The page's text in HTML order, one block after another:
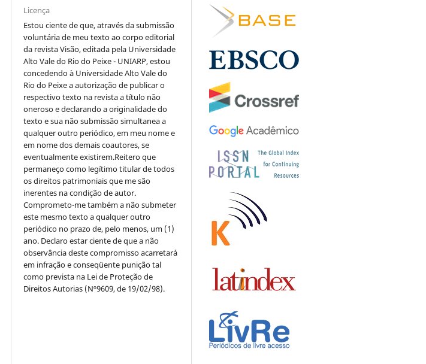
Licença
Estou ciente de que, através da submissão
voluntária de meu texto ao corpo editorial
da revista Visão, editada pela Universidade
Alto Vale do Rio do Peixe - UNIARP, estou
concedendo à Universidade Alto Vale do
Rio do Peixe a autorização de publicar o
respectivo texto na revista a título não
oneroso e declarando a originalidade do
texto e sua não submissão simultanea a
qualquer outro periódico, em meu nome e
em nome dos demais coautores, se
eventualmente existirem.Reitero que
permaneço como legítimo titular de todos
os direitos patrimoniais que me são
inerentes na condição de autor.
Comprometo-me também a não submeter
este mesmo texto a qualquer outro
periódico no prazo de, pelo menos, um (1)
ano. Declaro estar ciente de que a não
observância deste compromisso acarretará
em infração e conseqüente punição tal
como prevista na Lei de Proteção de
Direitos Autorias (Nº9609, de 19/02/98).